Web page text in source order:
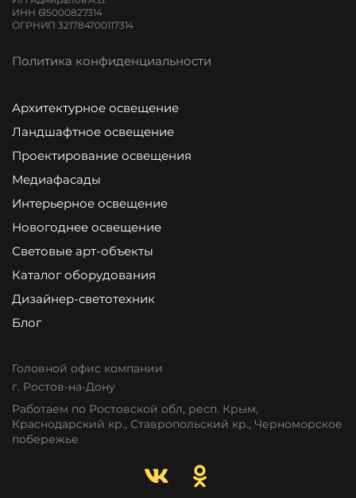
ИНН 615000827314
ОГРНИП 321784700117314
Политика конфиденциальности
Архитектурное освещение
Ландшафтное освещение
Проектирование освещения
Медиафасады
Интерьерное освещение
Новогоднее освещение
Световые арт-объекты
Каталог оборудования
Дизайнер-светотехник
Блог
Головной офис компании
г. Ростов-на-Дону
Работаем по Ростовской обл, респ. Крым,
Краснодарский кр., Ставропольский кр., Черноморское
побережье